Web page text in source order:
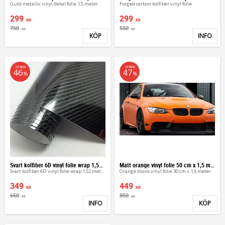
Guld metallic vinyl dekal folie 1,5 meter
299 KR
750 KR
Lägg till i favoriter
KÖP
Forged carbon kolfiber vinyl folie
299 KR
550 KR
INFO
349 KR
650 KR
SPARA
46%
Lägg till i favoriter
INFO
Orange blank vinyl folie 30 cm x 1,5 meter
449 KR
850 KR
SPARA
47%
KÖP